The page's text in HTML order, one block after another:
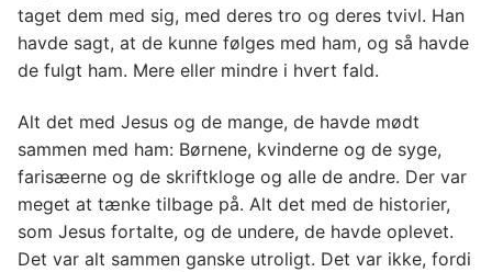
taget dem med sig, med deres tro og deres tvivl. Han
havde sagt, at de kunne følges med ham, og så havde
de fulgt ham. Mere eller mindre i hvert fald.
Alt det med Jesus og de mange, de havde mødt
sammen med ham: Børnene, kvinderne og de syge,
farisæerne og de skriftkloge og alle de andre. Der var
meget at tænke tilbage på. Alt det med de historier,
som Jesus fortalte, og de undere, de havde oplevet.
Det var alt sammen ganske utroligt. Det var ikke, fordi